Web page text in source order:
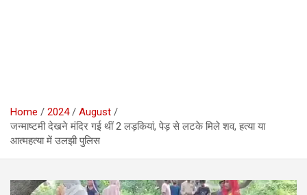
Home 2024
August
जन्माष्टमी देखने मंदिर गई थीं 2 लड़कियां, पेड़ से लटके मिले शव, हत्या या
आत्महत्या में उलझी पुलिस